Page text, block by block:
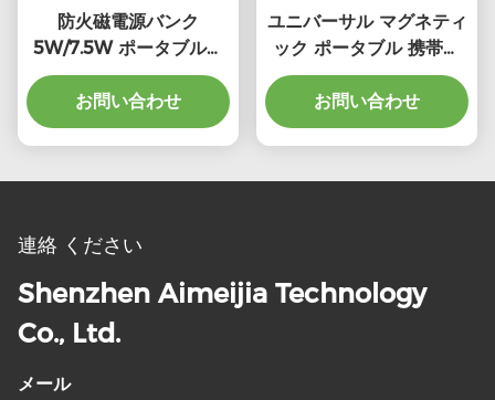
防火磁電源バンク
5W/7.5W ポータブル磁
気無線充電器
お問い合わせ
ユニバーサル マグネティ
ック ポータブル 携帯電
話 充電器 5000mAh ブ
ラック 折りたたむ電源バ
ンク
お問い合わせ
連絡 ください
Shenzhen Aimeijia Technology
Co., Ltd.
メール